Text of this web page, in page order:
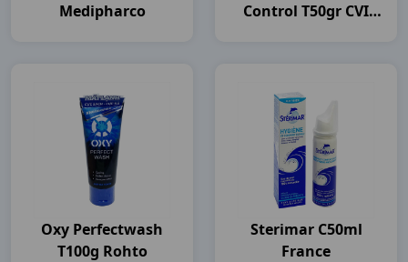
Medipharco
Control T50gr CVI
Oxy Perfectwash
T100g Rohto
Sterimar C50ml
France